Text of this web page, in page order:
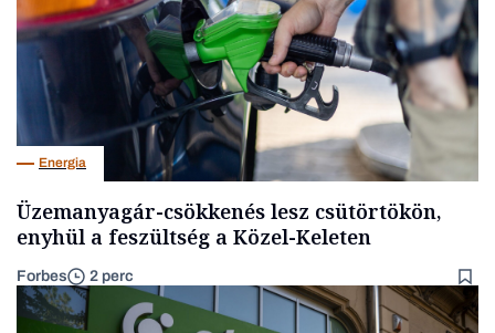
Energia
Üzemanyagár-csökkenés lesz csütörtökön,
enyhül a feszültség a Közel-Keleten
Forbes 2 perc